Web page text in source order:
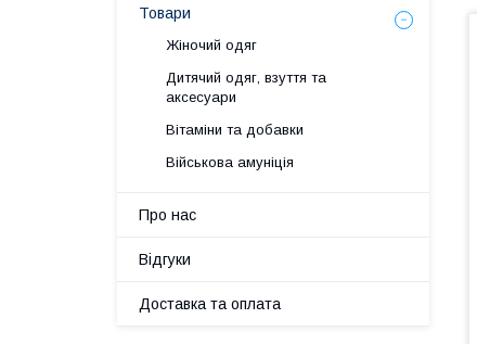
Товари
Жіночий одяг
Дитячий одяг, взуття та
аксесуари
Вітаміни та добавки
Військова амуніція
Про нас
Відгуки
Доставка та оплата